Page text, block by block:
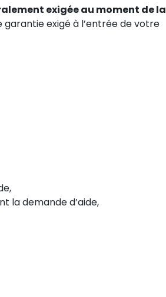
exigée au moment de la
exigé à l’entrée de votre
la demande d’aide,